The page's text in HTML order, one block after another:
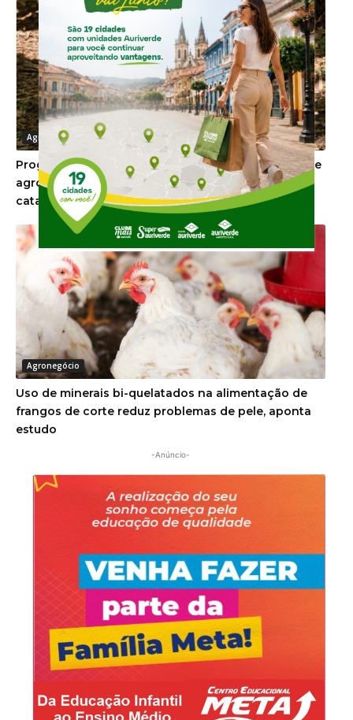
Agronegócio
Programa de recebimento de embalagens vazias de
agrotóxicos inicia roteiro por 41 municípios
catarinenses
Agronegócio
Uso de minerais bi-quelatados na alimentação de
frangos de corte reduz problemas de pele, aponta
estudo
-Anúncio-